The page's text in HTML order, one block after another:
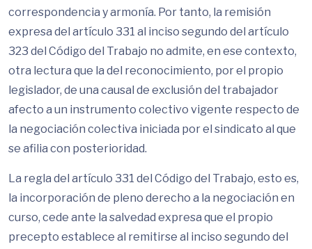
correspondencia y armonía. Por tanto, la remisión
expresa del artículo 331 al inciso segundo del artículo
323 del Código del Trabajo no admite, en ese contexto,
otra lectura que la del reconocimiento, por el propio
legislador, de una causal de exclusión del trabajador
afecto a un instrumento colectivo vigente respecto de
la negociación colectiva iniciada por el sindicato al que
se afilia con posterioridad.
La regla del artículo 331 del Código del Trabajo, esto es,
la incorporación de pleno derecho a la negociación en
curso, cede ante la salvedad expresa que el propio
precepto establece al remitirse al inciso segundo del